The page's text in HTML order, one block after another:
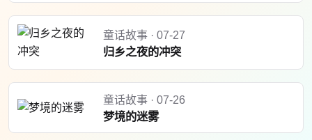
童话故事 · 07-27
归乡之夜的冲突
童话故事 · 07-26
梦境的迷雾